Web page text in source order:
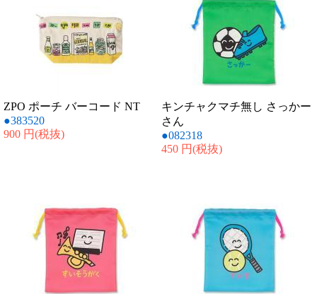
ZPO ポーチ バーコード NT
●383520
900 円(税抜)
キンチャクマチ無し さっかー
さん
●082318
450 円(税抜)